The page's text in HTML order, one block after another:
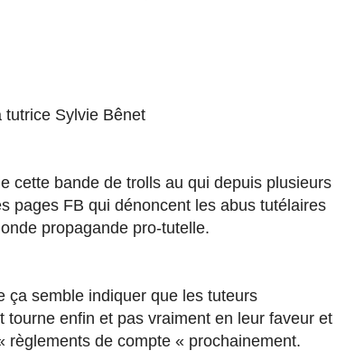
tutrice Sylvie Bênet
cette bande de trolls au qui depuis plusieurs
pages FB qui dénoncent les abus tutélaires
propagande pro-tutelle.
ça semble indiquer que les tuteurs
tourne enfin et pas vraiment en leur faveur et
règlements de compte « prochainement.